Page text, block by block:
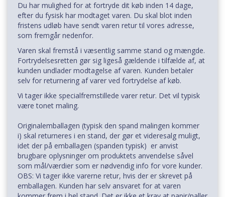
Du har mulighed for at fortryde dit køb inden 14 dage,
efter du fysisk har modtaget varen. Du skal blot inden
fristens udløb have sendt varen retur til vores adresse,
som fremgår nedenfor.
Varen skal fremstå i væsentlig samme stand og mængde.
Fortrydelsesretten gør sig ligeså gældende i tilfælde af, at
kunden undlader modtagelse af varen. Kunden betaler
selv for returnering af varer ved fortrydelse af køb.
Vi tager ikke specialfremstillede varer retur. Det vil typisk
være tonet maling.
Originalemballagen (typisk den spand malingen kommer
i) skal returneres i en stand, der gør et videresalg muligt,
idet der på emballagen (spanden typisk) er anvist
brugbare oplysninger om produktets anvendelse såvel
som mål/værdier som er nødvendig info for vore kunder.
OBS: Vi tager ikke varerne retur, hvis der er skrevet på
emballagen. Kunden har selv ansvaret for at varen